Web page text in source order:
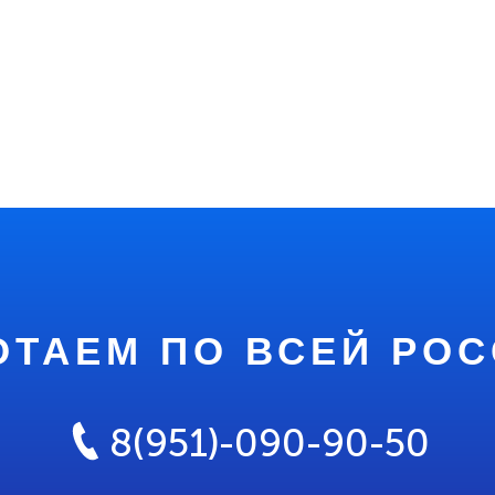
ПО ВСЕЙ
8(951)-090-90-50